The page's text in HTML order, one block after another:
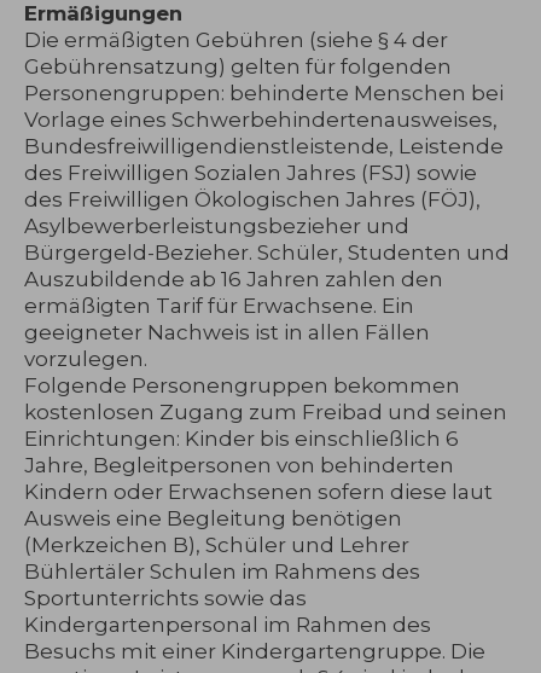
Ermäßigungen
Die ermäßigten Gebühren (siehe § 4 der
Gebührensatzung) gelten für folgenden
Personengruppen: behinderte Menschen bei
Vorlage eines Schwerbehindertenausweises,
Bundesfreiwilligendienstleistende, Leistende
des Freiwilligen Sozialen Jahres (FSJ) sowie
des Freiwilligen Ökologischen Jahres (FÖJ),
Asylbewerberleistungsbezieher und
Bürgergeld-Bezieher. Schüler, Studenten und
Auszubildende ab 16 Jahren zahlen den
ermäßigten Tarif für Erwachsene. Ein
geeigneter Nachweis ist in allen Fällen
vorzulegen.
Folgende Personengruppen bekommen
kostenlosen Zugang zum Freibad und seinen
Einrichtungen: Kinder bis einschließlich 6
Jahre, Begleitpersonen von behinderten
Kindern oder Erwachsenen sofern diese laut
Ausweis eine Begleitung benötigen
(Merkzeichen B), Schüler und Lehrer
Bühlertäler Schulen im Rahmens des
Sportunterrichts sowie das
Kindergartenpersonal im Rahmen des
Besuchs mit einer Kindergartengruppe. Die